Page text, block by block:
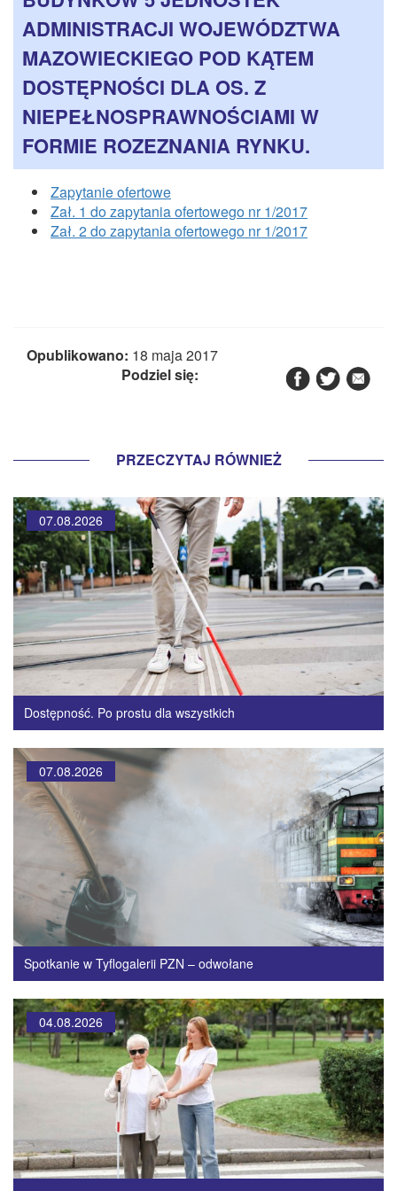
INSTYTUT TYFLOLOGICZNY
1,5%
ADMINISTRACJI WOJEWÓDZTWA
MAZOWIECKIEGO POD KĄTEM
DOSTĘPNOŚCI DLA OS. Z
NIEPEŁNOSPRAWNOŚCIAMI W
FORMIE ROZEZNANIA RYNKU.
Zapytanie ofertowe
Zał. 1 do zapytania ofertowego nr 1/2017
Zał. 2 do zapytania ofertowego nr 1/2017
Opublikowano: 18 maja 2017
Podziel się:
PRZECZYTAJ RÓWNIEŻ
07.08.2026
Dostępność. Po prostu dla wszystkich
07.08.2026
Spotkanie w Tyflogalerii PZN – odwołane
04.08.2026